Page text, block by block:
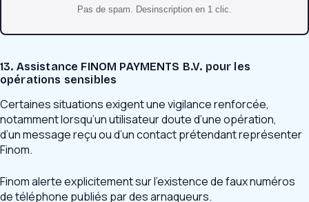
Pas de spam. Desinscription en 1 clic.
13. Assistance FINOM PAYMENTS B.V. pour les
opérations sensibles
Certaines situations exigent une vigilance renforcée,
notamment lorsqu’un utilisateur doute d’une opération,
d’un message reçu ou d’un contact prétendant représenter
Finom.
Finom alerte explicitement sur l’existence de faux numéros
de téléphone publiés par des arnaqueurs.